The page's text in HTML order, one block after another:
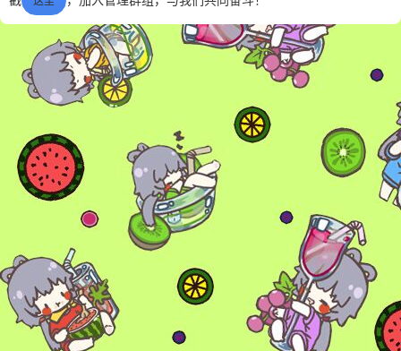
您没有权限发布内容，请购买会员或者提升权
限。
6位以上
忘记密码？ 找回 登录